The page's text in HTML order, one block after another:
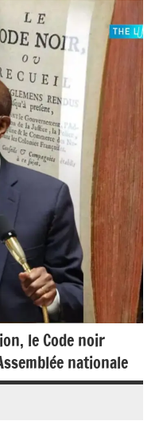
le Code noir
nationale